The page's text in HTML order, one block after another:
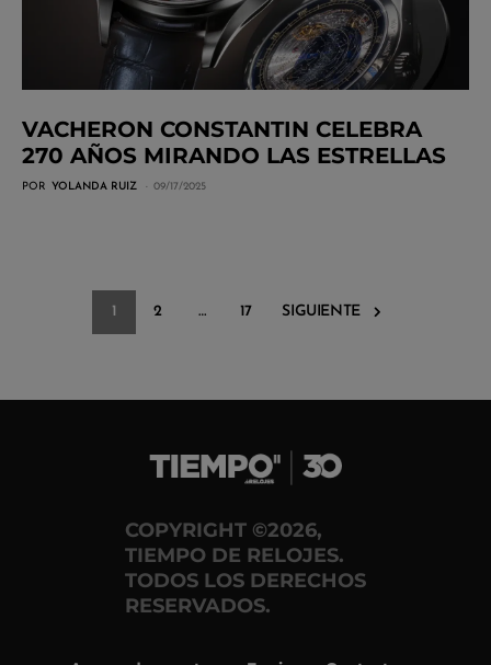
VACHERON CONSTANTIN CELEBRA
270 AÑOS MIRANDO LAS ESTRELLAS
POR YOLANDA RUIZ 09/17/2025
1 2 … 17 SIGUIENTE
COPYRIGHT ©2026,
TIEMPO DE RELOJES.
TODOS LOS DERECHOS
RESERVADOS.